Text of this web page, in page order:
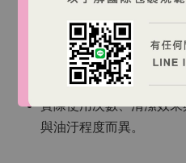
請避免接觸眼睛；不慎
若肌膚敏感或長時間接
請置於兒童不易取得處
實際使用次數、清潔效
與油汙程度而異。